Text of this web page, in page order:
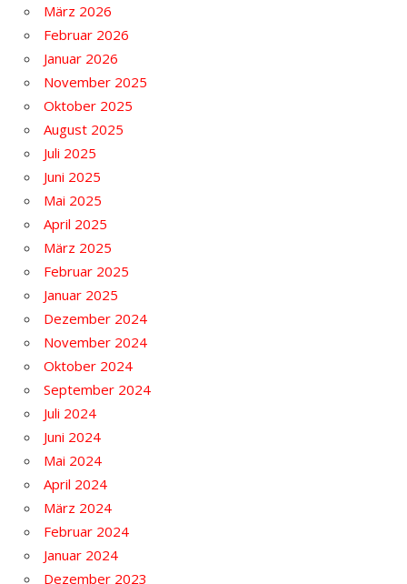
März 2026
Februar 2026
Januar 2026
November 2025
Oktober 2025
August 2025
Juli 2025
Juni 2025
Mai 2025
April 2025
März 2025
Februar 2025
Januar 2025
Dezember 2024
November 2024
Oktober 2024
September 2024
Juli 2024
Juni 2024
Mai 2024
April 2024
März 2024
Februar 2024
Januar 2024
Dezember 2023